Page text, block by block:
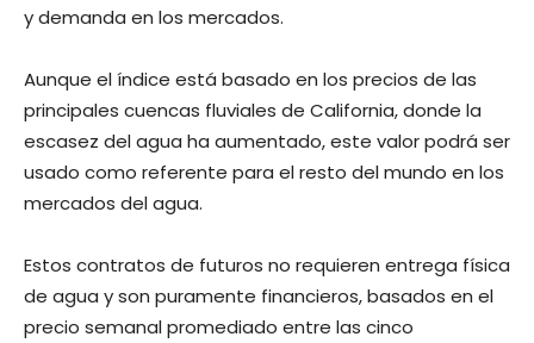
y demanda en los mercados.
Aunque el índice está basado en los precios de las
principales cuencas fluviales de California, donde la
escasez del agua ha aumentado, este valor podrá ser
usado como referente para el resto del mundo en los
mercados del agua.
Estos contratos de futuros no requieren entrega física
de agua y son puramente financieros, basados en el
precio semanal promediado entre las cinco